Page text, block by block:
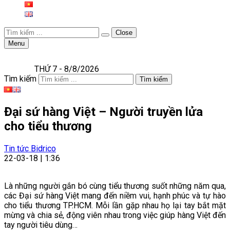
Close
Menu
THỨ 7 - 8/8/2026
Tìm kiếm
Tìm kiếm
Đại sứ hàng Việt – Người truyền lửa
cho tiểu thương
Tin tức Bidrico
22-03-18 | 1:36
Là những người gắn bó cùng tiểu thương suốt những năm qua,
các Đại sứ hàng Việt mang đến niềm vui, hạnh phúc và tự hào
cho tiểu thương TP.HCM. Mỗi lần gặp nhau họ lại tay bắt mặt
mừng và chia sẻ, động viên nhau trong việc giúp hàng Việt đến
tay người tiêu dùng…